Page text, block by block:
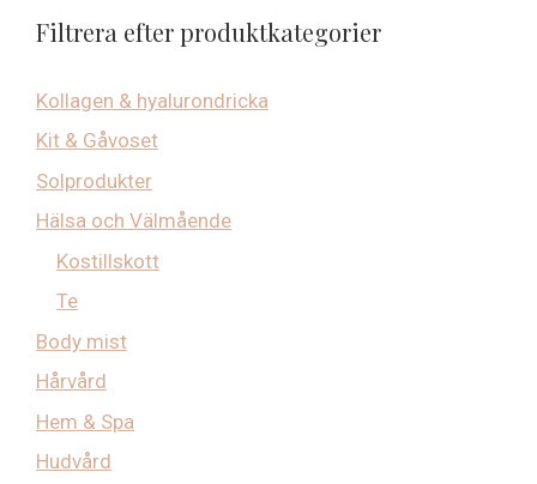
Filtrera efter produktkategorier
Kollagen & hyalurondricka
Kit & Gåvoset
Solprodukter
Hälsa och Välmående
Kostillskott
Te
Body mist
Hårvård
Hem & Spa
Hudvård